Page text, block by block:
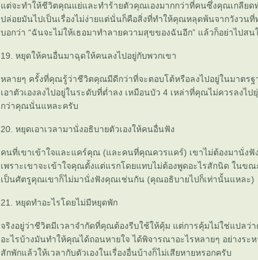
ต่จะทำให้ชีวิตคุณแย่และทำร้ายตัวคุณเองมากกว่าที่คนซึ่งคุณเกลียด
ปล่อยมันไปเป็นเรื่องไม่ง่ายแต่นั่นก็คือสิ่งที่ทำให้คุณหลุดพ้นจากวังวน
บอกว่า “ฉันจะไม่ให้เธอมาทำลายความสุขของฉันอีก” แล้วก็อย่าไปส
19. หยุดให้คนอื่นมาฉุดให้คนลงไปอยู่กับพวกเขา
หลายๆ ครั้งที่คุณรู้ว่าชีวิตคุณมีดีกว่าที่จะตอบโต้หรือลงไปอยู่ในมาตร
เอาตัวเองลงไปอยู่ในระดับที่ต่ำลง เหมือนบัว 4 เหล่าที่คุณไม่ควรลงไ
กว่าคุณนั่นแหละครับ
20. หยุดเอาเวลามานั่งอธิบายตัวเองให้คนอื่นฟัง
คนที่เขาเข้าใจและแคร์คุณ (และคนที่คุณควรแคร์) เขาไม่ต้องมานั่ง
เพราะเขาจะเข้าใจคุณตั้งแต่แรกโดยแทบไม่ต้องพูดอะไรสักนิด ในข
เป็นศัตรูคุณเขาก็ไม่มานั่งฟังคุณเช่นกัน (คุณอธิบายไปก็เท่านั้นแหละ)
21. หยุดทำอะไรโดยไม่มีหยุดพัก
จริงอยู่ว่าชีวิตมีเวลาจำกัดที่คุณต้องรีบใช้ให้คุ้ม แต่การคุ้มไม่ใช่แปลว่
อะไรบ้างมันทำให้คุณได้ถอนหายใจ ได้พิจารณาอะไรหลายๆ อย่างระ
สักพักแล้วให้เวลากับตัวเองในเรื่องอื่นบ้างก็ไม่เสียหายหรอกครับ